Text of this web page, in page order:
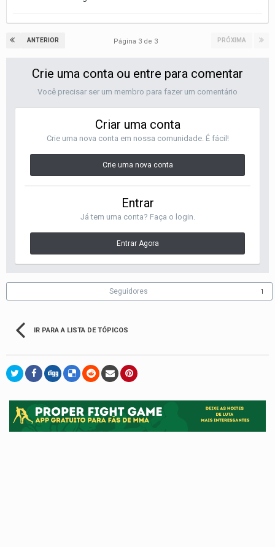
ANTERIOR PRÓXIMA
Página 3 de 3
Crie uma conta ou entre para comentar
Você precisar ser um membro para fazer um comentário
Criar uma conta
Crie uma nova conta em nossa comunidade. É fácil!
Crie uma nova conta
Entrar
Já tem uma conta? Faça o login.
Entrar Agora
Seguidores 1
IR PARA A LISTA DE TÓPICOS